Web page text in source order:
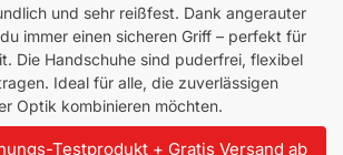
und sehr reißfest. Dank angerauter
immer einen sicheren Griff – perfekt für
Die Handschuhe sind puderfrei, flexibel
Ideal für alle, die zuverlässigen
Optik kombinieren möchten.
Testprodukt + Gratis Versand ab